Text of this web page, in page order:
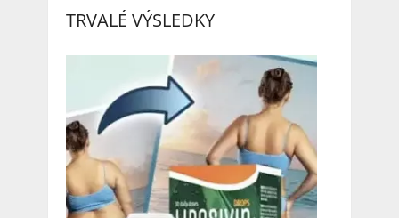
TRVALÉ VÝSLEDKY